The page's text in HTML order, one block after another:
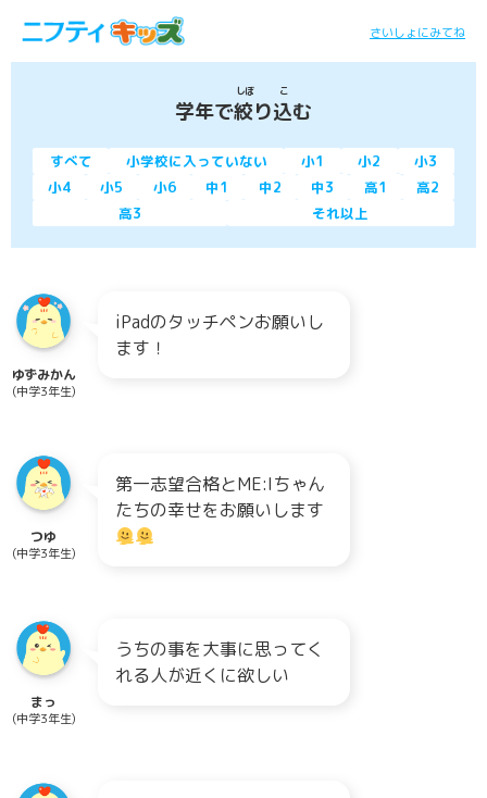
さいしょにみてね
学年で絞
しぼ
り込
こ
む
すべて 小学校に入っていない 小1 小2
小3
小4
小5 小6 中1 中2 中3 高1
高2
高3
それ以上
ゆずみかん
(中学3年生)
iPadのタッチペンお願いし
ます！
つゆ
(中学3年生)
第一志望合格とME:Iちゃん
たちの幸せをお願いします
まっ
(中学3年生)
うちの事を大事に思ってく
れる人が近くに欲しい